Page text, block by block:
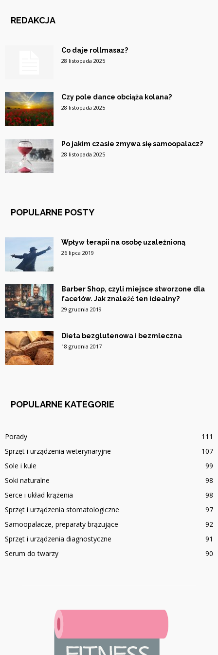
REDAKCJA
Co daje rollmasaz?
28 listopada 2025
Czy pole dance obciąża kolana?
28 listopada 2025
Po jakim czasie zmywa się samoopalacz?
28 listopada 2025
POPULARNE POSTY
Wpływ terapii na osobę uzależnioną
26 lipca 2019
Barber Shop, czyli miejsce stworzone dla
facetów. Jak znaleźć ten idealny?
29 grudnia 2019
Dieta bezglutenowa i bezmleczna
18 grudnia 2017
POPULARNE KATEGORIE
Porady
111
Sprzęt i urządzenia weterynaryjne
107
Sole i kule
99
Soki naturalne
98
Serce i układ krążenia
98
Sprzęt i urządzenia stomatologiczne
97
Samoopalacze, preparaty brązujące
92
Sprzęt i urządzenia diagnostyczne
91
Serum do twarzy
90